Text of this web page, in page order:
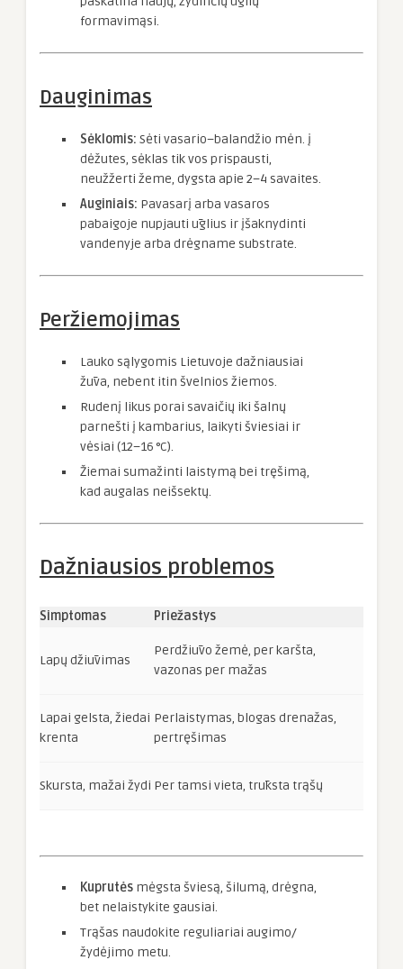
formavimąsi.
Dauginimas
Sėklomis: Sėti vasario–balandžio mėn. į
dėžutes, sėklas tik vos prispausti,
neužžerti žeme, dygsta apie 2–4 savaites.
Auginiais: Pavasarį arba vasaros
pabaigoje nupjauti ūglius ir įšaknydinti
vandenyje arba drėgname substrate.
Peržiemojimas
Lauko sąlygomis Lietuvoje dažniausiai
žūva, nebent itin švelnios žiemos.
Rudenį likus porai savaičių iki šalnų
parnešti į kambarius, laikyti šviesiai ir
vėsiai (12–16 °C).
Žiemai sumažinti laistymą bei tręšimą,
kad augalas neišsektų.
Dažniausios problemos
Simptomas Priežastys
Lapų džiūvimas
Perdžiūvo žemė, per karšta,
vazonas per mažas
Lapai gelsta, žiedai
krenta
Perlaistymas, blogas drenažas,
pertręšimas
Skursta, mažai žydi Per tamsi vieta, trūksta trąšų
Kuprutės mėgsta šviesą, šilumą, drėgna,
bet nelaistykite gausiai.
Trąšas naudokite reguliariai augimo/
žydėjimo metu.